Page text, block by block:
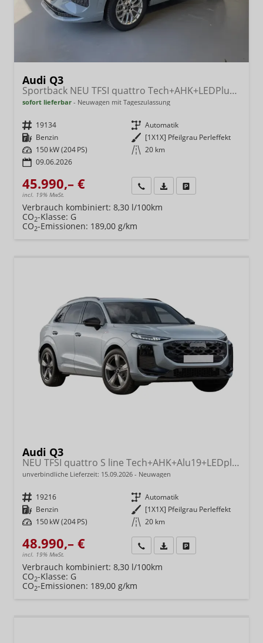
Audi Q3
Sportback NEU TFSI quattro Tech+AHK+LEDPlus+ACC+Kamera+Alu18+Volllack
sofort lieferbar Neuwagen mit Tageszulassung
Fahrzeugnr. 19134 Getriebe Automatik
Kraftstoff Benzin Außenfarbe [1X1X] Pfeilgrau Perleffekt
Leistung 150 kW (204 PS) Kilometerstand 20 km
09.06.2026
45.990,– €
incl. 19% MwSt.
Wir rufen Sie anFahrzeugexposé (PDF)
Verbrauch kombiniert: 8,30 l/100km
CO2-Klasse: G
CO2-Emissionen: 189,00 g/km
Audi Q3
NEU TFSI quattro S line Tech+AHK+Alu19+LEDplus+KlimaPlus+ExtSchwarz
unverbindliche Lieferzeit: 15.09.2026 Neuwagen
Fahrzeugnr. 19216 Getriebe Automatik
Kraftstoff Benzin Außenfarbe [1X1X] Pfeilgrau Perleffekt
Leistung 150 kW (204 PS) Kilometerstand 20 km
48.990,– €
incl. 19% MwSt.
Wir rufen Sie anFahrzeugexposé (PDF)
Verbrauch kombiniert: 8,30 l/100km
CO2-Klasse: G
CO2-Emissionen: 189,00 g/km